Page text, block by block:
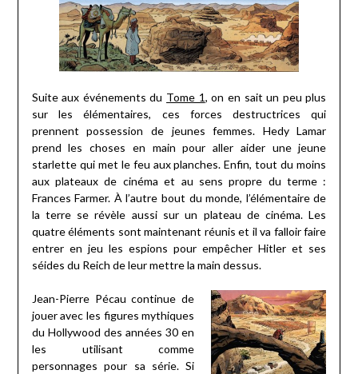
Suite aux événements du Tome 1, on en sait un peu plus
sur les élémentaires, ces forces destructrices qui
prennent possession de jeunes femmes. Hedy Lamar
prend les choses en main pour aller aider une jeune
starlette qui met le feu aux planches. Enfin, tout du moins
aux plateaux de cinéma et au sens propre du terme :
Frances Farmer. À l’autre bout du monde, l’élémentaire de
la terre se révèle aussi sur un plateau de cinéma. Les
quatre éléments sont maintenant réunis et il va falloir faire
entrer en jeu les espions pour empêcher Hitler et ses
séides du Reich de leur mettre la main dessus.
Jean-Pierre Pécau continue de
jouer avec les figures mythiques
du Hollywood des années 30 en
les utilisant comme
personnages pour sa série. Si